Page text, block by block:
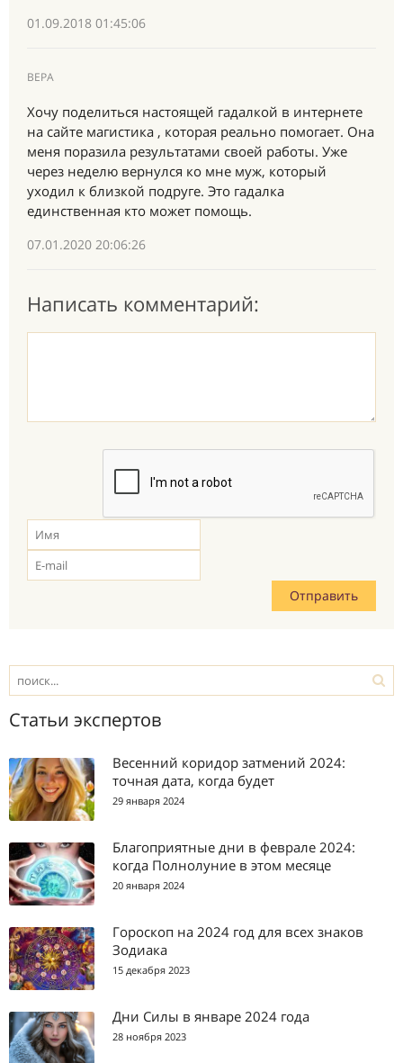
01.09.2018 01:45:06
ВЕРА
Хочу поделиться настоящей гадалкой в интернете
на сайте магистика , которая реально помогает. Она
меня поразила результатами своей работы. Уже
через неделю вернулся ко мне муж, который
уходил к близкой подруге. Это гадалка
единственная кто может помощь.
07.01.2020 20:06:26
Написать комментарий:
Статьи экспертов
Весенний коридор затмений 2024:
точная дата, когда будет
29 января 2024
Благоприятные дни в феврале 2024:
когда Полнолуние в этом месяце
20 января 2024
Гороскоп на 2024 год для всех знаков
Зодиака
15 декабря 2023
Дни Силы в январе 2024 года
28 ноября 2023